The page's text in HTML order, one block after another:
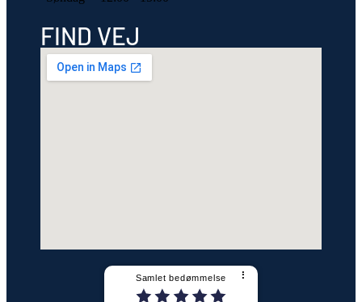
FIND VEJ
Samlet bedømmelse ⠇